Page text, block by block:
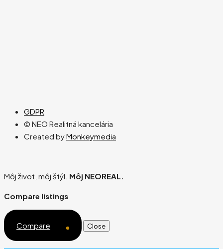
GDPR
© NEO Realitná kancelária
Created byMonkeymedia
Môj život, môj štýl. Môj NEOREAL.
Compare listings
Compare Close